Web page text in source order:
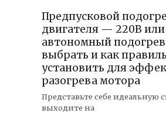
Предпусковой
двигателя — 220В или
автономный
выбрать и как
установить для
разогрева мотора
Представьте себе идеальную
выходите на